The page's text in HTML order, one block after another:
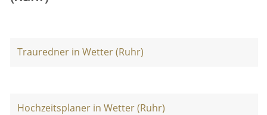
Trauredner in Wetter (Ruhr)
Hochzeitsplaner in Wetter (Ruhr)